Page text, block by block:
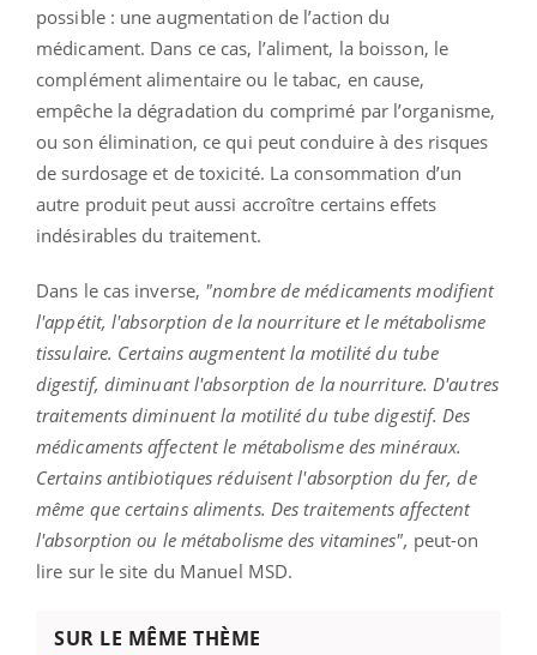
possible : une augmentation de l’action du
médicament. Dans ce cas, l’aliment, la boisson, le
complément alimentaire ou le tabac, en cause,
empêche la dégradation du comprimé par l’organisme,
ou son élimination, ce qui peut conduire à des risques
de surdosage et de toxicité. La consommation d’un
autre produit peut aussi accroître certains effets
indésirables du traitement.
Dans le cas inverse, "nombre de médicaments modifient
l'appétit, l'absorption de la nourriture et le métabolisme
tissulaire. Certains augmentent la motilité du tube
digestif, diminuant l'absorption de la nourriture. D'autres
traitements diminuent la motilité du tube digestif. Des
médicaments affectent le métabolisme des minéraux.
Certains antibiotiques réduisent l'absorption du fer, de
même que certains aliments. Des traitements affectent
l'absorption ou le métabolisme des vitamines", peut-on
lire sur le site du Manuel MSD.
SUR LE MÊME THÈME